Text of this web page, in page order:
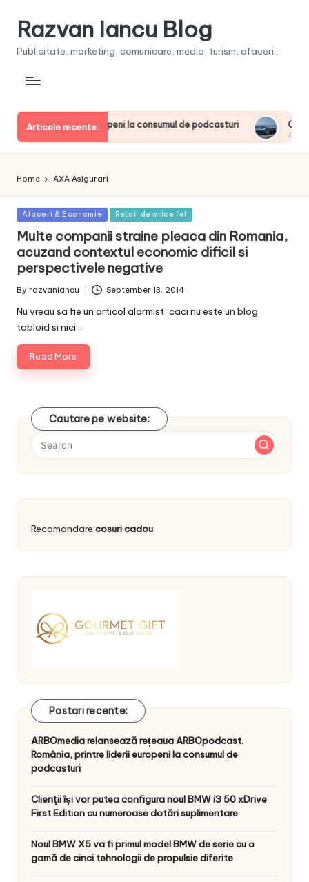
Razvan Iancu Blog
Publicitate, marketing, comunicare, media, turism, afaceri...
Articole recente:
printre liderii europeni la consumul de podcasturi Clienţii își
June 20,
Home AXA Asigurari
Posted
Afaceri & Economie Retail de orice fel
Multe companii straine pleaca din Romania,
acuzand contextul economic dificil si
perspectivele negative
Posted
By razvaniancu September 13, 2014
Nu vreau sa fie un articol alarmist, caci nu este un blog
tabloid si nici…
Read More
Cautare pe website:
Recomandare cosuri cadou:
Postari recente:
ARBOmedia relansează rețeaua ARBOpodcast.
România, printre liderii europeni la consumul de
podcasturi
Clienţii își vor putea configura noul BMW i3 50 xDrive
First Edition cu numeroase dotări suplimentare
Noul BMW X5 va fi primul model BMW de serie cu o
gamă de cinci tehnologii de propulsie diferite